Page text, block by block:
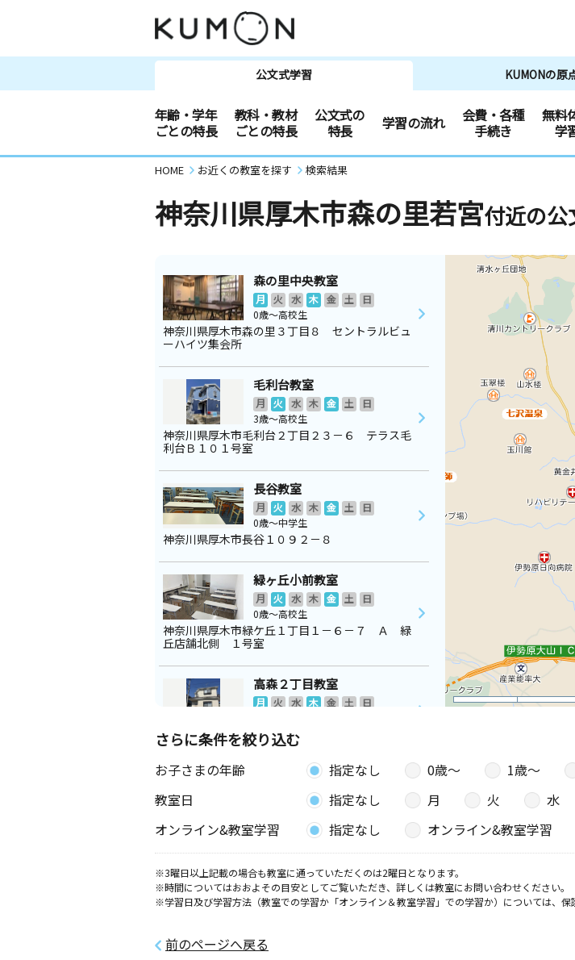
公文式学習 KUMONの原
年齢・学年
ごとの特長
教科・教材
ごとの特長
公文式の
特長
学習の流れ
会費・各種
手続き
無料
学
HOME お近くの教室を探す 検索結果
神奈川県厚木市森の里若宮付近の
森の里中央教室
月 火 水 木 金 土
日
0歳～高校生
神奈川県厚木市森の里３丁目８ セントラルビュ
ーハイツ集会所
毛利台教室
月 火 水 木 金 土
日
3歳～高校生
神奈川県厚木市毛利台２丁目２３－６ テラス毛
利台Ｂ１０１号室
長谷教室
月 火 水 木 金 土
日
0歳～中学生
神奈川県厚木市長谷１０９２－８
緑ヶ丘小前教室
月 火 水 木 金 土
日
0歳～高校生
神奈川県厚木市緑ケ丘１丁目１－６－７ Ａ 緑
丘店舗北側 １号室
高森２丁目教室
月 火 水 木 金 土
日
神奈川県伊勢原市高森２丁目８ー６１
東高森教室
木 金 土
日
神奈川県伊勢原市高森９９３ 原ビル１号室
愛甲教室
月 火 水 木 金 土
日
0歳～高校生
さらに条件を絞り込む
お子さまの年齢 指定なし 0歳〜 1歳〜
教室日
指定なし 月 火 水
オンライン&教室学習
指定なし オンライン&教室学習
※3曜日以上記載の場合も教室に通っていただくのは2曜日となります。
※時間についてはおおよその目安としてご覧いただき、詳しくは教室にお問い合わせください
※学習日及び学習方法（教室での学習か「オンライン＆教室学習」での学習か）については、保
前のページへ戻る